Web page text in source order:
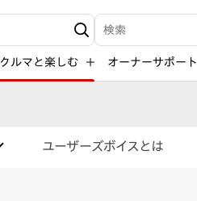
検索キーワード入力
クルマと楽しむ オーナーサポート
ユーザーズボイスとは